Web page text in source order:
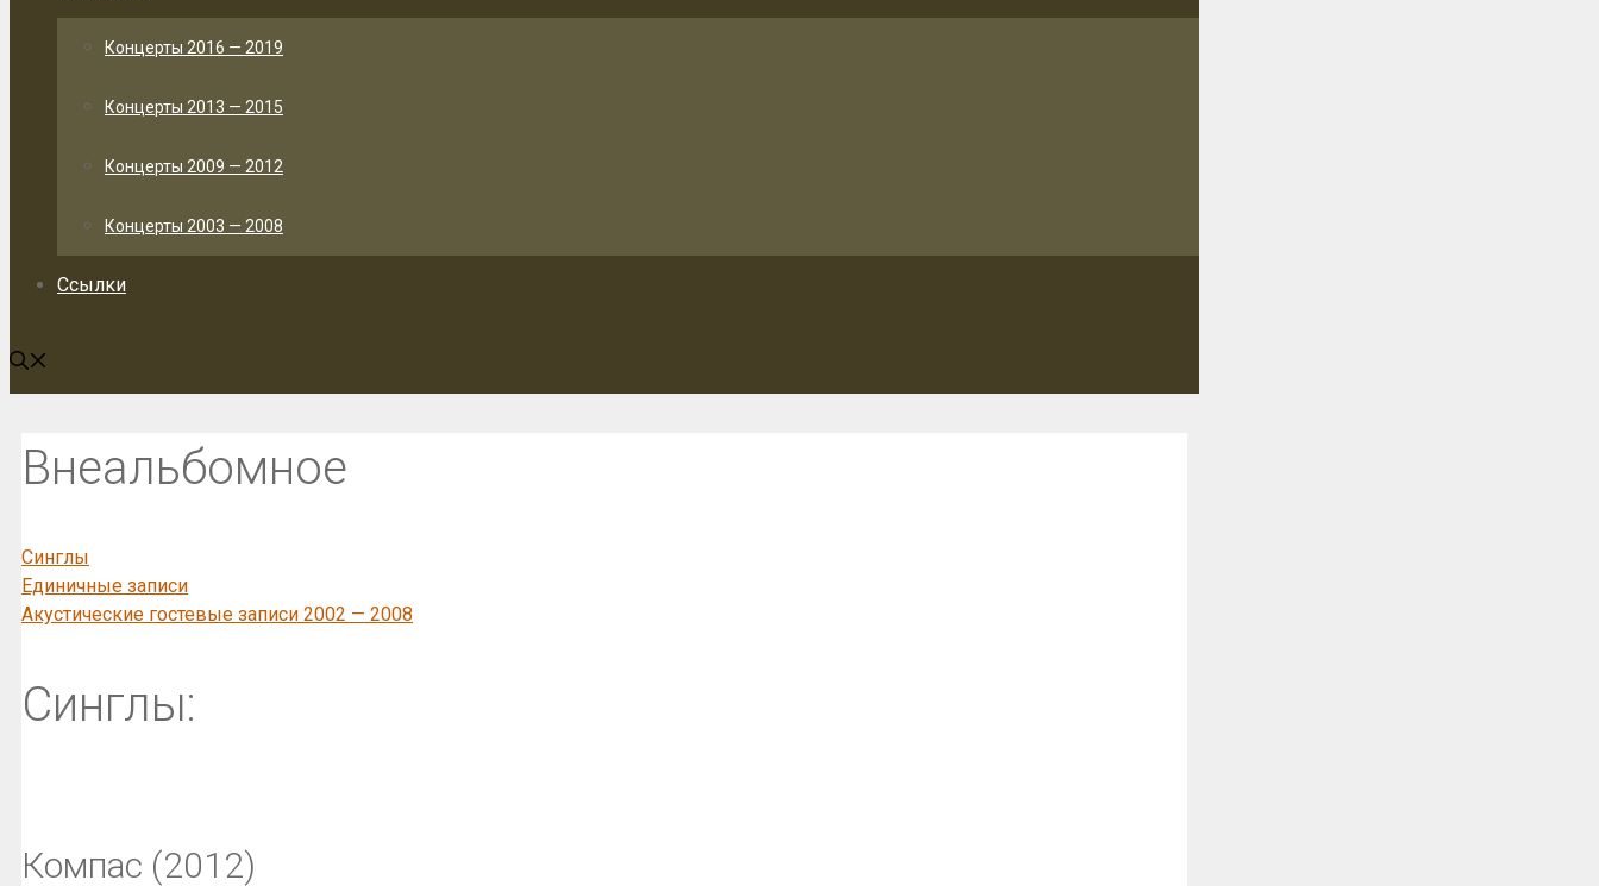
Концерты 2016 — 2019
Концерты 2013 — 2015
Концерты 2009 — 2012
Концерты 2003 — 2008
Ссылки
Внеальбомное
Синглы
Единичные записи
Акустические гостевые записи 2002 — 2008
Синглы:
Компас (2012)